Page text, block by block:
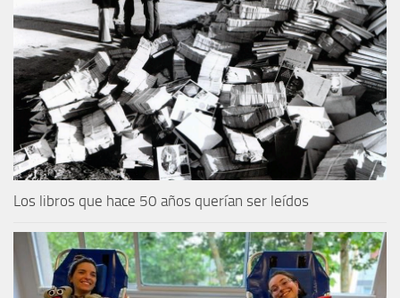
Los libros que hace 50 años querían ser leídos